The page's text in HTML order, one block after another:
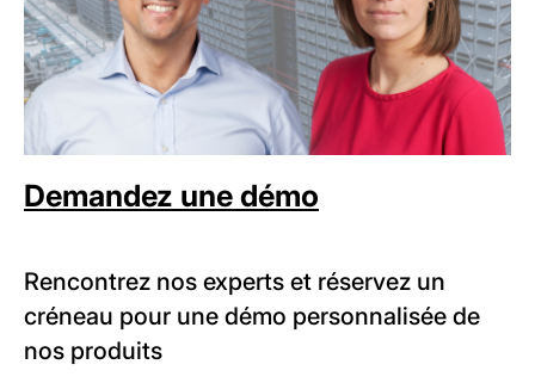
Demandez une démo
Rencontrez nos experts et réservez un
créneau pour une démo personnalisée de
nos produits